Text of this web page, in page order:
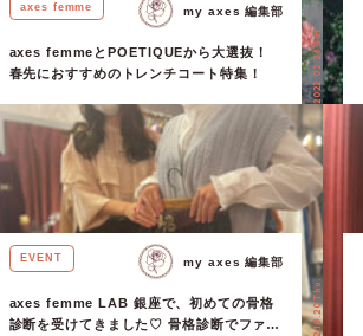
axes femme
axes femmeとPOETIQUEから大選抜！
春先におすすめのトレンチコート特集！
2022.02.26 Sat.
my axes 編集部
EVENT
axes femme LAB 銀座で、初めての骨格
診断を受けてきました♡ 骨格診断でファッ
2022.10.20 Thu.
my axes 編集部